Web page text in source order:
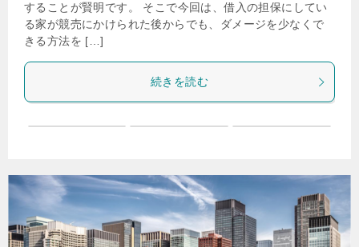
することが賢明です。 そこで今回は、借入の担保にしてい
る家が競売にかけられた後からでも、ダメージを少なくで
きる方法を […]
続きを読む